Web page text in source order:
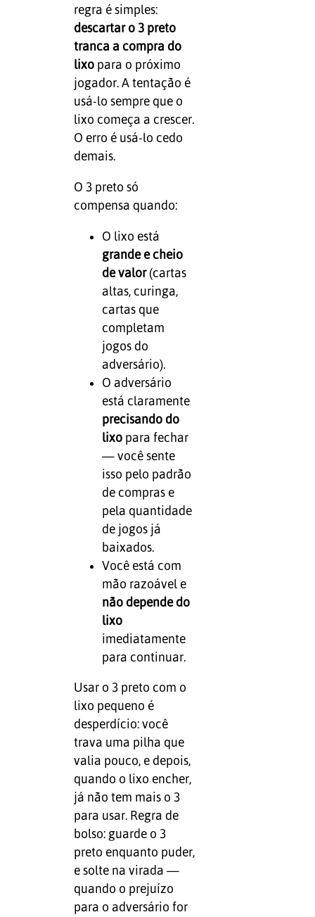
regra é simples:
descartar o 3 preto
tranca a compra do
lixopara o próximo
jogador. A tentação é
usá-lo sempre que o
lixo começa a crescer.
O erro é usá-lo cedo
demais.
O 3 preto só
compensa quando:
O lixo está
grande e cheio
de valor(cartas
altas, curinga,
cartas que
completam
jogos do
adversário).
O adversário
está claramente
precisando do
lixopara fechar
— você sente
isso pelo padrão
de compras e
pela quantidade
de jogos já
baixados.
Você está com
mão razoável e
não depende do
lixo
imediatamente
para continuar.
Usar o 3 preto com o
lixo pequeno é
desperdício: você
trava uma pilha que
valia pouco, e depois,
quando o lixo encher,
já não tem mais o 3
para usar. Regra de
bolso: guarde o 3
preto enquanto puder,
e solte na virada —
quando o prejuízo
para o adversário for